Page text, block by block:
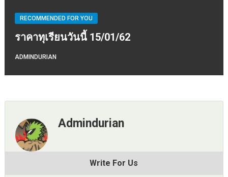
RECOMMENDED FOR YOU
ราคาทุเรียนวันนี้ 15/01/62
ADMINDURIAN
Admindurian
Write For Us